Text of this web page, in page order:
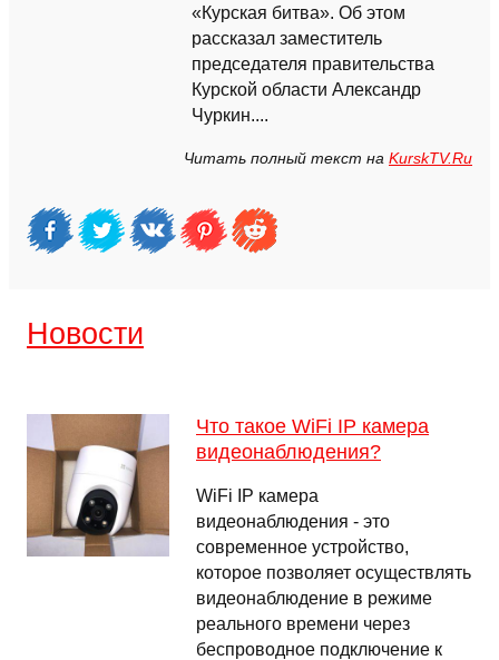
«Курская битва». Об этом
рассказал заместитель
председателя правительства
Курской области Александр
Чуркин....
Читать полный текст на KurskTV.Ru
Новости
Что такое WiFi IP камера
видеонаблюдения?
WiFi IP камера
видеонаблюдения - это
современное устройство,
которое позволяет осуществлять
видеонаблюдение в режиме
реального времени через
беспроводное подключение к